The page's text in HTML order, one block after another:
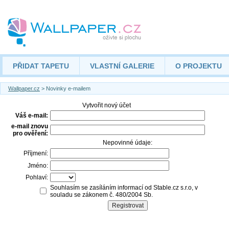
PŘIDAT TAPETU VLASTNÍ GALERIE O PROJEKTU
Wallpaper.cz > Novinky e-mailem